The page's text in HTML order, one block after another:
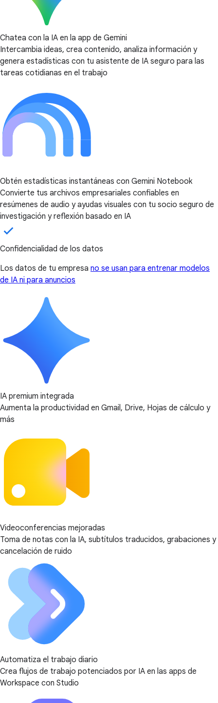
Chatea con la IA en la app de Gemini
Intercambia ideas, crea contenido, analiza información y
genera estadísticas con tu asistente de IA seguro para las
tareas cotidianas en el trabajo
Obtén estadísticas instantáneas con Gemini Notebook
Convierte tus archivos empresariales confiables en
resúmenes de audio y ayudas visuales con tu socio seguro de
investigación y reflexión basado en IA
Confidencialidad de los datos
Los datos de tu empresa no se usan para entrenar modelos
de IA ni para anuncios
IA premium integrada
Aumenta la productividad en Gmail, Drive, Hojas de cálculo y
más
Videoconferencias mejoradas
Toma de notas con la IA, subtítulos traducidos, grabaciones y
cancelación de ruido
Automatiza el trabajo diario
Crea flujos de trabajo potenciados por IA en las apps de
Workspace con Studio